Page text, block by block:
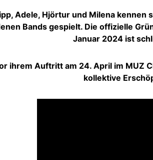
Adele, Hjörtur und Milena kennen
Bands gespielt. Die offizielle
Januar 2024 ist
ihrem Auftritt am 24. April im MUZ
kollektive